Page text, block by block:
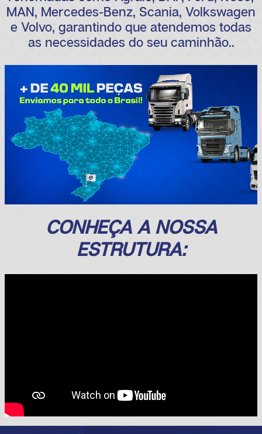
MAN, Mercedes-Benz, Scania, Volkswagen
e Volvo, garantindo que atendemos todas
as necessidades do seu caminhão..
CONHEÇA A NOSSA
ESTRUTURA: